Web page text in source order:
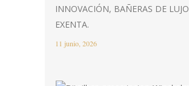
INNOVACIÓN, BAÑERAS DE LUJO
EXENTA.
11 junio, 2026